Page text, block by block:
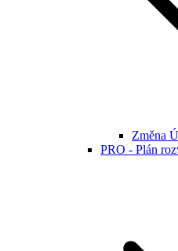
Změna
PRO - Plán